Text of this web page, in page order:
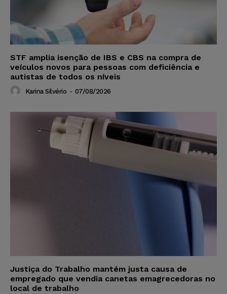
STF amplia isenção de IBS e CBS na compra de
veículos novos para pessoas com deficiência e
autistas de todos os níveis
Karina Silvério - 07/08/2026
Justiça do Trabalho mantém justa causa de
empregado que vendia canetas emagrecedoras no
local de trabalho